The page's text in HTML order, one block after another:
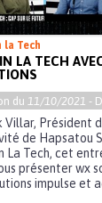
la Tech
LA TECH
du 11/10/2021 -
Villar, Président
de Hapsatou
La Tech, cet
présenter wx
impulse et